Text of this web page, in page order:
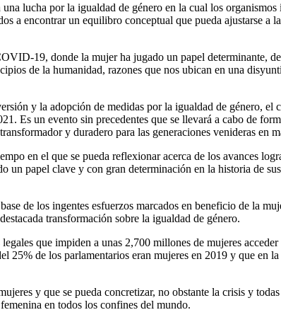
lucha por la igualdad de género en la cual los organismos
a encontrar un equilibro conceptual que pueda ajustarse a
19, donde la mujer ha jugado un papel determinante,
de la humanidad, razones que nos ubican en una
y la adopción de medidas por la igualdad de género, el
Es un evento sin precedentes que se llevará a cabo de
y duradero para las generaciones venideras en
en el que se pueda reflexionar acerca de los avances
un papel clave y con gran determinación en la historia de
de los ingentes esfuerzos marcados en beneficio de la
transformación sobre la igualdad de género.
que impiden a unas 2,700 millones de mujeres
25% de los parlamentarios eran mujeres en 2019 y que en
y que se pueda concretizar, no obstante la crisis y
en todos los confines del mundo.